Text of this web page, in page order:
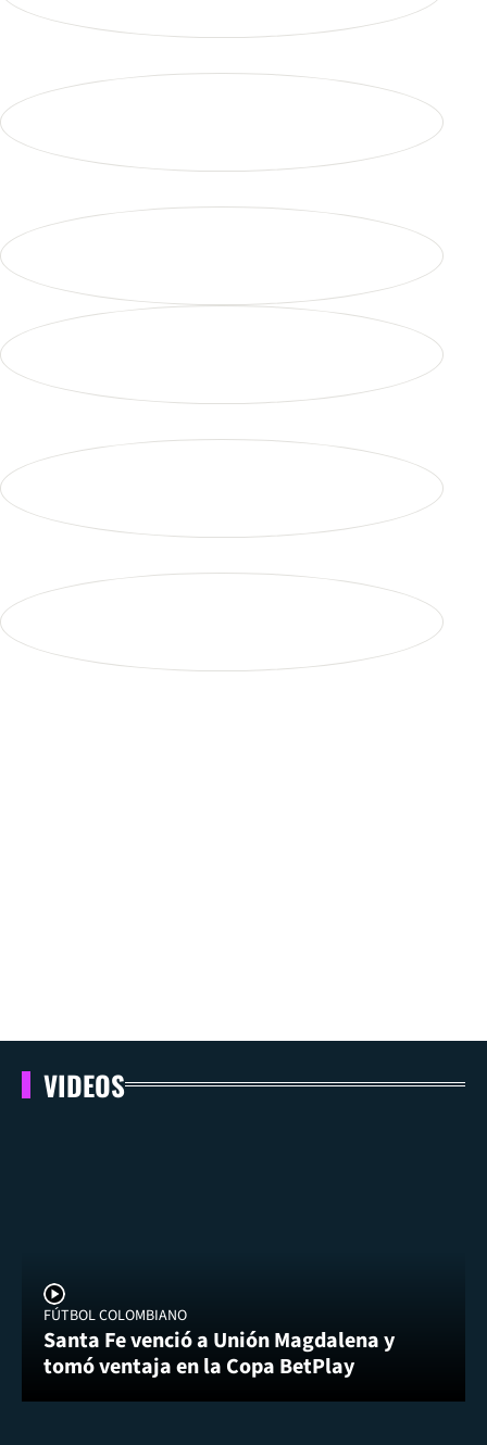
VIDEOS
FÚTBOL COLOMBIANO
Santa Fe venció a Unión Magdalena y
tomó ventaja en la Copa BetPlay